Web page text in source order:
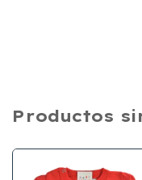
Productos